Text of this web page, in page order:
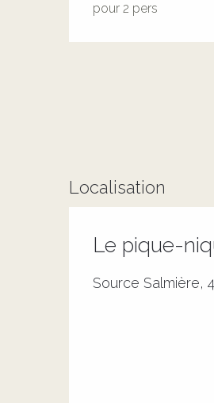
pour 2 pers
Localisation
Le pique-
Source Salmière,